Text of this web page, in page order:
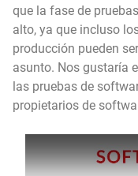
que la fase de
alto, ya que incluso
producción pueden
asunto. Nos gustaría
las pruebas de
propietarios de